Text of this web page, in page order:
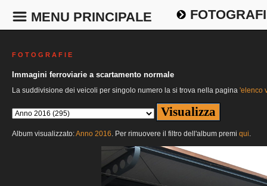
MENU PRINCIPALE
F O T O G R A F I E
Immagini ferroviarie a scartamento normale
La suddivisione dei veicoli per singolo numero la si trova nella pagina 'elenco
Album visualizzato:Anno 2016. Per rimuovere il filtro dell'album premi qui.